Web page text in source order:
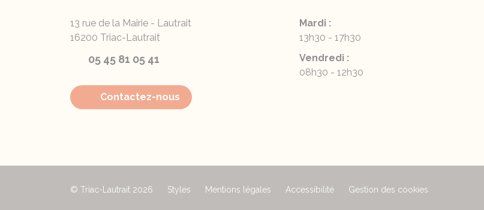
13 rue de la Mairie - Lautrait
16200 Triac-Lautrait
05 45 81 05 41
Contactez-nous
Mardi :
13h30 - 17h30
Vendredi :
08h30 - 12h30
© Triac-Lautrait 2026 Styles Mentions légales Accessibilité Gestion des cookies